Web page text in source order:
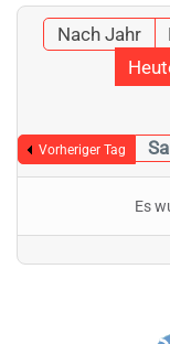
Nach Jahr
Vorheriger Tag
Es